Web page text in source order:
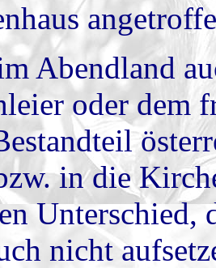
Abendland
oder dem
in die
Unterschied,
nicht